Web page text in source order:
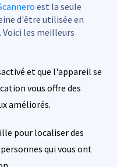
est la seule
d'être utilisée en
les meilleurs
et que l'appareil se
vous offre des
améliorés.
pour localiser des
qui vous ont